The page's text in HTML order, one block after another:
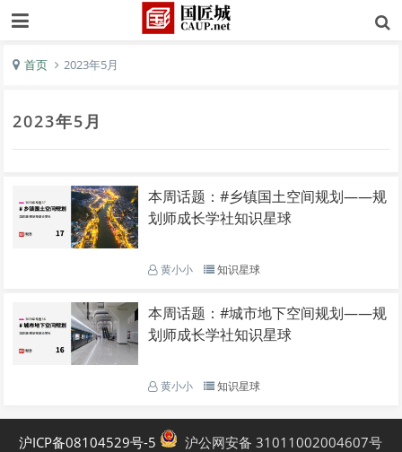
首页 2023年5月
2023年5月
本周话题：#乡镇国土空间规划——规
划师成长学社知识星球
黄小小 知识星球
本周话题：#城市地下空间规划——规
划师成长学社知识星球
黄小小 知识星球
沪ICP备08104529号-5 沪公网安备 31011002004607号